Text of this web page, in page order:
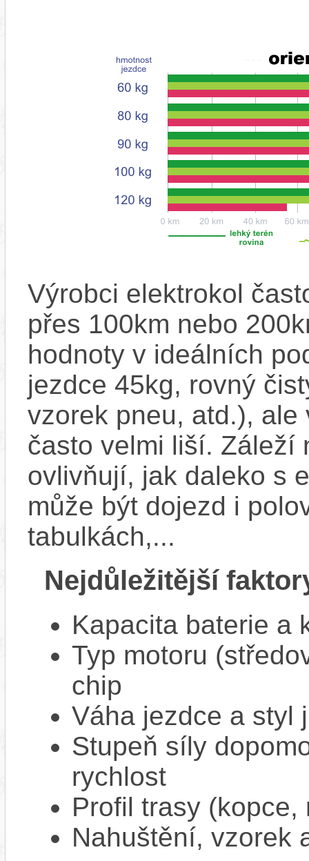
Výrobci elektrokol
přes 100km nebo
hodnoty v ideálních
jezdce 45kg, rovný
vzorek pneu, atd.),
často velmi liší. Záleží
ovlivňují, jak daleko s
může být dojezd i
tabulkách,...
Nejdůležitější
Kapacita baterie a
Typ motoru
chip
Váha jezdce a styl
Stupeň síly
rychlost
Profil trasy
Nahuštění, vzorek